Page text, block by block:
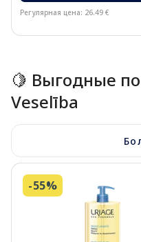
Регулярная цена: 26.49 €
🍋 Выгодные
Veselība
-55%